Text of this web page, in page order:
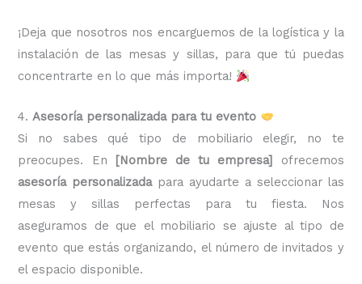
¡Deja que nosotros nos encarguemos de la logística y la
instalación de las mesas y sillas, para que tú puedas
concentrarte en lo que más importa!
4.Asesoría personalizada para tu evento
Si no sabes qué tipo de mobiliario elegir, no te
preocupes. En
[Nombre de tu empresa]
ofrecemos
asesoría personalizadapara ayudarte a seleccionar las
mesas y sillas perfectas para tu fiesta. Nos
aseguramos de que el mobiliario se ajuste al tipo de
evento que estás organizando, el número de invitados y
el espacio disponible.